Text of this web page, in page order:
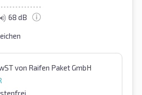
68 dB
von Raifen Paket GmbH